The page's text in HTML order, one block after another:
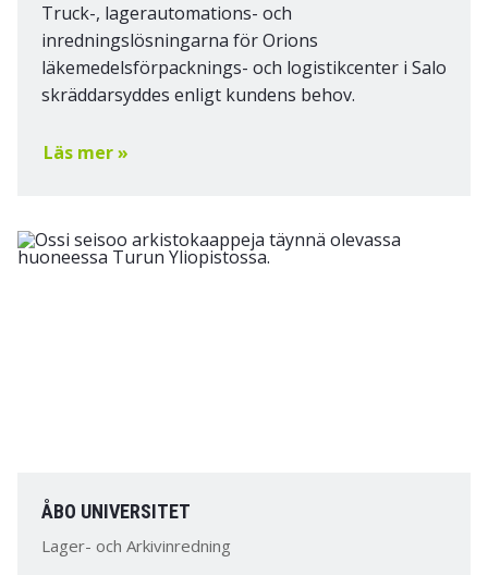
Truck-, lagerautomations- och
inredningslösningarna för Orions
läkemedelsförpacknings- och logistikcenter i Salo
skräddarsyddes enligt kundens behov.
Läs mer »
ÅBO UNIVERSITET
Lager- och Arkivinredning